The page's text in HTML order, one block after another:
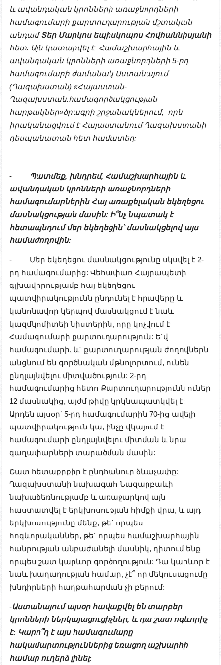
և ավանդական կրոնների առաջնորդների
համագումարի քարտուղարության մշտական
անդամՏեր Մարկոս եպիսկոպոս Հովհաննիսյանի
հետ: Այն կատարվել է Համաշխարհային և
ավանդական կրոնների առաջնորդների 5-րդ
համագումարի ժամանակ Աստանայում
(Ղազախստան) «Հայաստան-
Ղազախստան.համագործակցության
հարթակներ»ծրագրի շրջանակներում, որն
իրականացվում է Հայաստանում Ղազախստանի
դեսպանատան հետ համատեղ:
- Պատմեք, խնդրեմ, Համաշխարհային և
ավանդական կրոնների առաջնորդների
համագումարներին Հայ առաքելական եկեղեցու
մասնակցության մասին: Ի՞նչ նպատակ է
հետապնդում մեր եկեղեցին՝ մասնակցելով այս
համաժողովին:
- Մեր եկեղեցու մասնակցությունը սկսվել է 2-
րդ համագումարից: Վեհափառ Հայրապետի
գլխավորությամբ հայ եկեղեցու
պատվիրակությունն ընդունել է հրավերը և
կանոնավոր կերպով մասնակցում է նաև
կազմկոմիտեի նիստերին, որը կոչվում է
Համագումարի քարտուղարություն: Ե´վ
համագումարի, և´ քարտուղարության ժողովներն
անցնում են գործնական մթնոլորտում, ունեն
ընդլայնվելու միտվածություն: 2-րդ
համագումարից հետո Քարտուղարությունն ուներ
12 մասնակից, այժմ թիվը կրկնապատկվել է:
Արդեն այսօր՝ 5-րդ համագումարին 70-ից ավելի
պատվիրակություն կա, ինչը վկայում է
համագումարի ընդլայնվելու միտման և նրա
գաղափարների տարածման մասին:
Շատ հետաքրքիր է ընդհանուր ձևաչափը:
Ղազախստանի նախագահ Նազարբաևի
նախաձեռնությամբ և առաջարկով այն
հաստատվել է երկխոսության հիմքի վրա, և այդ
երկխոսությունը մենք, թե´ որպես
հոգևորականներ, թե´ որպես համաշխարհային
հանրության անբաժանելի մասնիկ, դիտում ենք
որպես շատ կարևոր գործողություն: Դա կարևոր է
նաև խաղաղության համար, չէ՞ որ մեկուսացումը
խնդիրների հաղթահարման չի բերում:
-Աստանայում այսօր հավաքվել են տարբեր
կրոնների ներկայացուցիչներ, և դա շատ ոգևորիչ
է: Կարո՞ղ է այս համագումարը
հակամարտություններից եռացող աշխարհի
համար ուղերձ լինել: